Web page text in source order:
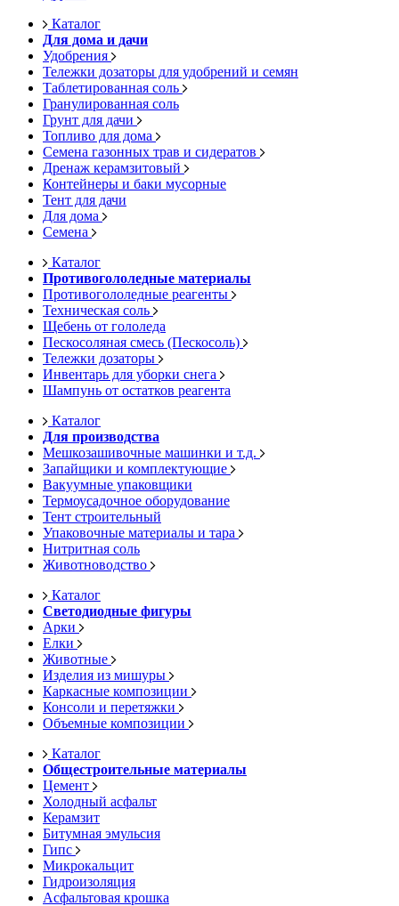
Каталог
Для дома и дачи
Удобрения
Тележки дозаторы для удобрений и семян
Таблетированная соль
Гранулированная соль
Грунт для дачи
Топливо для дома
Семена газонных трав и сидератов
Дренаж керамзитовый
Контейнеры и баки мусорные
Тент для дачи
Для дома
Семена
Каталог
Противогололедные материалы
Противогололедные реагенты
Техническая соль
Щебень от гололеда
Пескосоляная смесь (Пескосоль)
Тележки дозаторы
Инвентарь для уборки снега
Шампунь от остатков реагента
Каталог
Для производства
Мешкозашивочные машинки и т.д.
Запайщики и комплектующие
Вакуумные упаковщики
Термоусадочное оборудование
Тент строительный
Упаковочные материалы и тара
Нитритная соль
Животноводство
Каталог
Светодиодные фигуры
Арки
Елки
Животные
Изделия из мишуры
Каркасные композиции
Консоли и перетяжки
Объемные композиции
Каталог
Общестроительные материалы
Цемент
Холодный асфальт
Керамзит
Битумная эмульсия
Гипс
Микрокальцит
Гидроизоляция
Асфальтовая крошка